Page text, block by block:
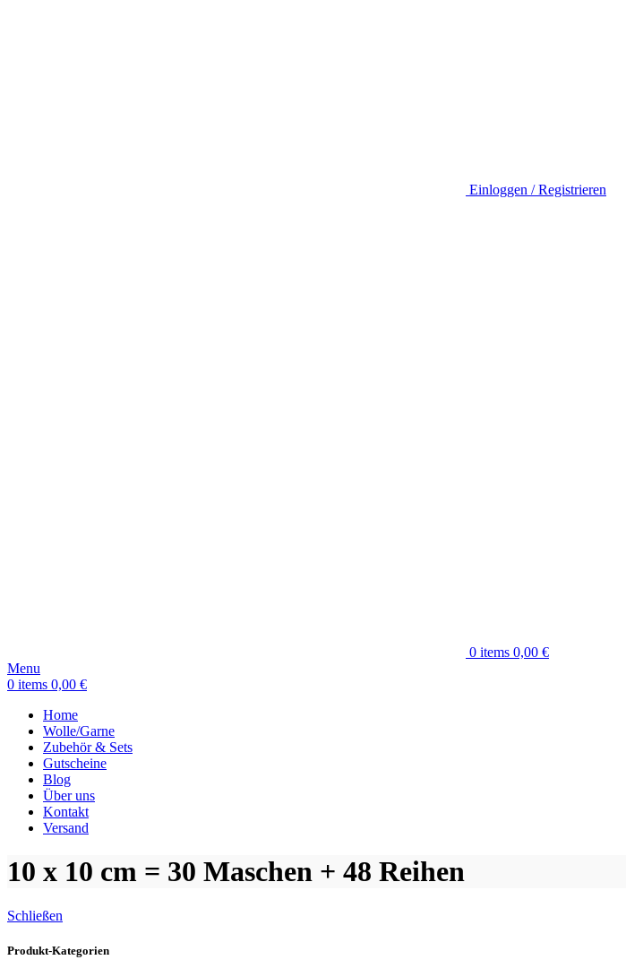
Einloggen / Registrieren
0 items 0,00 €
Menu
0 items 0,00 €
Home
Wolle/Garne
Zubehör & Sets
Gutscheine
Blog
Über uns
Kontakt
Versand
10 x 10 cm = 30 Maschen + 48 Reihen
Schließen
Produkt-Kategorien